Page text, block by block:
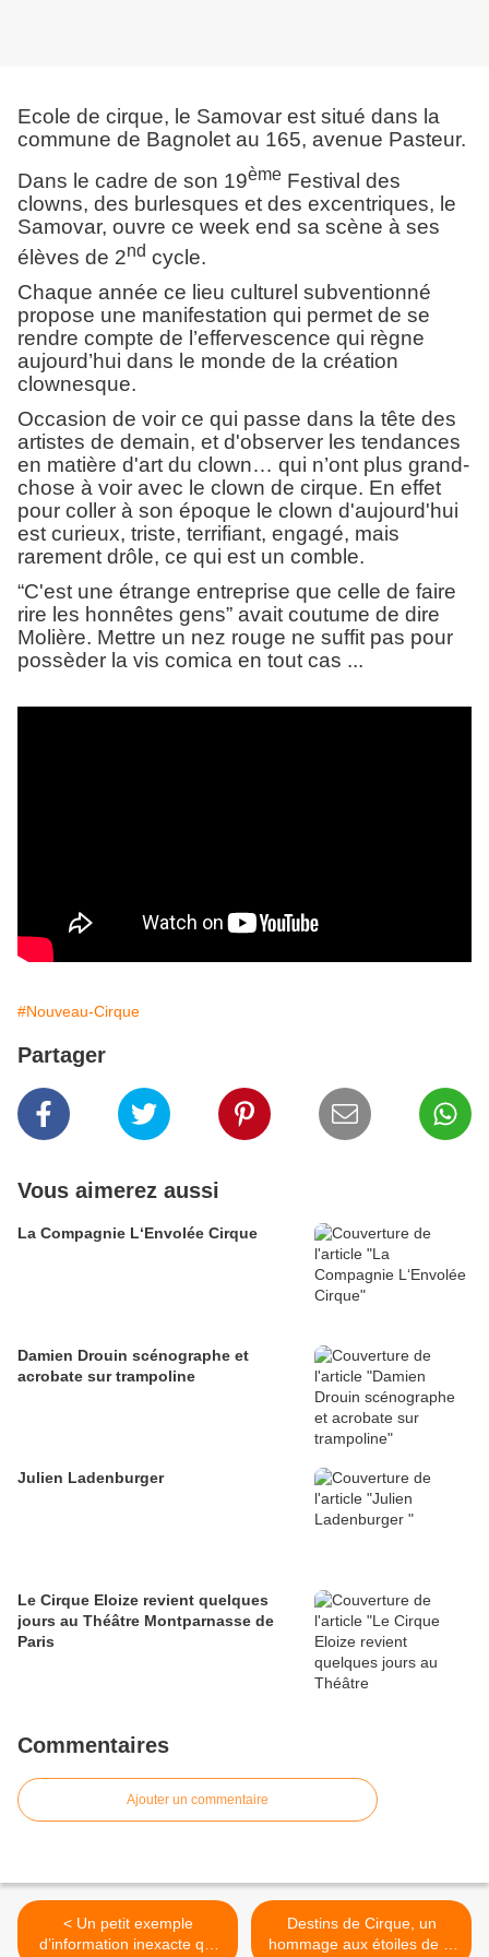
Ecole de cirque, le Samovar est situé dans la
commune de Bagnolet au 165, avenue Pasteur.
Dans le cadre de son 19ème Festival des
clowns, des burlesques et des excentriques, le
Samovar, ouvre ce week end sa scène à ses
élèves de 2nd cycle.
Chaque année ce lieu culturel subventionné
propose une manifestation qui permet de se
rendre compte de l’effervescence qui règne
aujourd’hui dans le monde de la création
clownesque.
Occasion de voir ce qui passe dans la tête des
artistes de demain, et d'observer les tendances
en matière d'art du clown… qui n’ont plus grand-
chose à voir avec le clown de cirque. En effet
pour coller à son époque le clown d'aujourd'hui
est curieux, triste, terrifiant, engagé, mais
rarement drôle, ce qui est un comble.
“C'est une étrange entreprise que celle de faire
rire les honnêtes gens” avait coutume de dire
Molière. Mettre un nez rouge ne suffit pas pour
possèder la vis comica en tout cas ...
#Nouveau-Cirque
Partager
Vous aimerez aussi
La Compagnie L‘Envolée Cirque
Damien Drouin scénographe et
acrobate sur trampoline
Julien Ladenburger
Le Cirque Eloize revient quelques
jours au Théâtre Montparnasse de
Paris
Commentaires
Ajouter un commentaire
< Un petit exemple
d’information inexacte qui
Destins de Cirque, un
hommage aux étoiles de la